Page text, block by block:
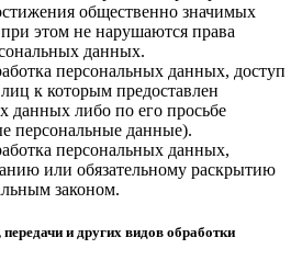
общественно значимых
этом не нарушаются права
данных.
персональных данных, доступ
к которым предоставлен
данных либо по его просьбе
персональные данные).
персональных данных,
или обязательному раскрытию
законом.
и других видов обработки